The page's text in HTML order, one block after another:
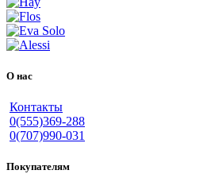
О нас
Контакты
0(555)369-288
0(707)990-031
Покупателям